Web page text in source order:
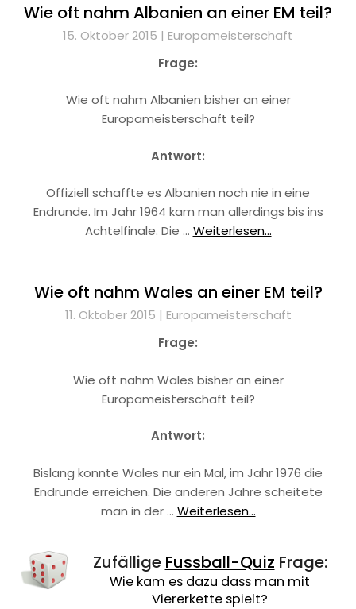
Wie oft nahm Albanien an einer EM teil?
15. Oktober 2015 | Europameisterschaft
Frage:
Wie oft nahm Albanien bisher an einer
Europameisterschaft teil?
Antwort:
Offiziell schaffte es Albanien noch nie in eine
Endrunde. Im Jahr 1964 kam man allerdings bis ins
Achtelfinale. Die … Weiterlesen...
Wie oft nahm Wales an einer EM teil?
11. Oktober 2015 | Europameisterschaft
Frage:
Wie oft nahm Wales bisher an einer
Europameisterschaft teil?
Antwort:
Bislang konnte Wales nur ein Mal, im Jahr 1976 die
Endrunde erreichen. Die anderen Jahre scheitete
man in der … Weiterlesen...
Zufällige Fussball-Quiz Frage:
Wie kam es dazu dass man mit
Viererkette spielt?